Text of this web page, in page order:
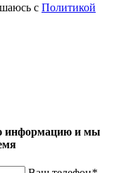
с Политикой
информацию и мы